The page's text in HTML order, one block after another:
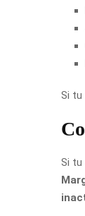
Si tu
Si tu